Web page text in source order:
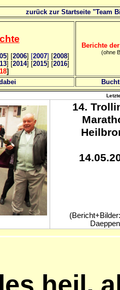
zurück zur Startseite "Team
] [2006] [2007] [2008]
] [2014] [2015] [2016]
]
Berichte
(ohne
14.